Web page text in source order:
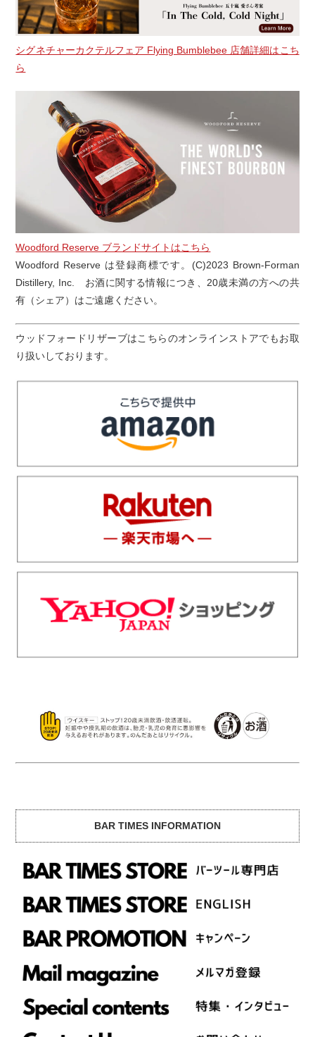
シグネチャーカクテルフェア Flying Bumblebee 店舗詳細はこち
ら
Woodford Reserve ブランドサイトはこちら
Woodford Reserve は登録商標です。(C)2023 Brown-Forman
Distillery, Inc. お酒に関する情報につき、20歳未満の方への共
有（シェア）はご遠慮ください。
ウッドフォードリザーブはこちらのオンラインストアでもお取
り扱いしております。
BAR TIMES INFORMATION